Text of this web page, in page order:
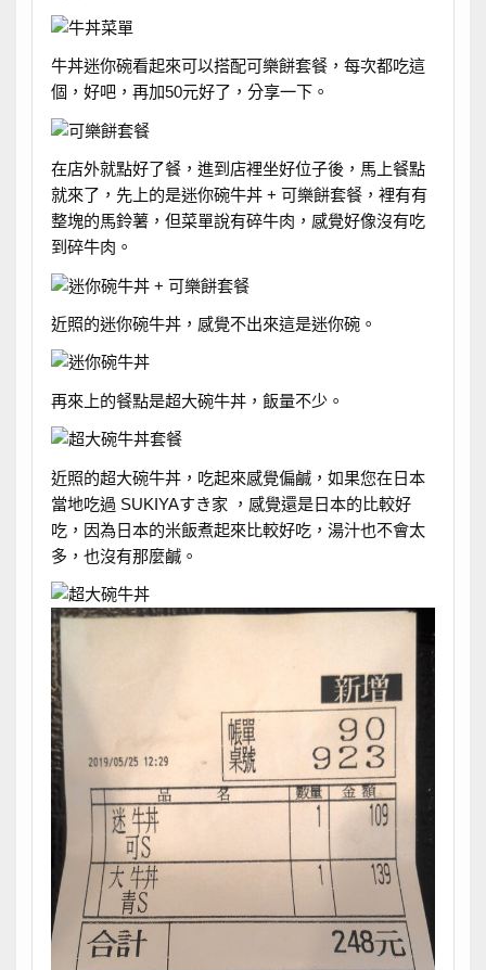
牛丼迷你碗看起來可以搭配可樂餅套餐，每次都吃這
個，好吧，再加50元好了，分享一下。
在店外就點好了餐，進到店裡坐好位子後，馬上餐點
就來了，先上的是迷你碗牛丼 + 可樂餅套餐，裡有有
整塊的馬鈴薯，但菜單說有碎牛肉，感覺好像沒有吃
到碎牛肉。
近照的迷你碗牛丼，感覺不出來這是迷你碗。
再來上的餐點是超大碗牛丼，飯量不少。
近照的超大碗牛丼，吃起來感覺偏鹹，如果您在日本
當地吃過 SUKIYAすき家 ，感覺還是日本的比較好
吃，因為日本的米飯煮起來比較好吃，湯汁也不會太
多，也沒有那麼鹹。